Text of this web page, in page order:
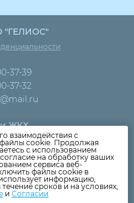
"ГЕЛИОС"
37-39
37-32
ЖКХ
взаимодействия с
cookie. Продолжая
с использованием
на обработку ваших
сервиса веб-
файлы cookie в
информацию,
сроков и на условиях,
и Согласии